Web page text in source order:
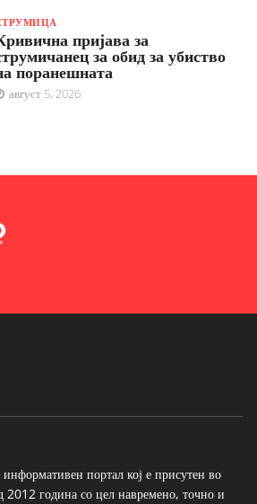
пријава за
за обид за убиство
поранешната
август 5, 2026
портал кој е присутен во
2012 година со цел навремено, точно и